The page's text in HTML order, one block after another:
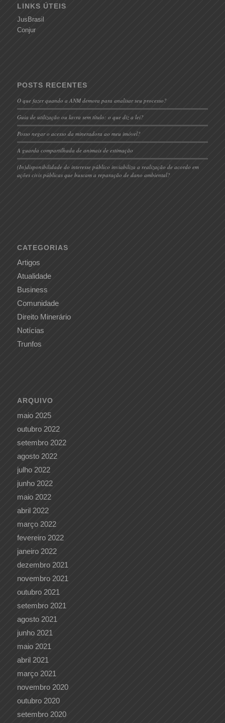
LINKS ÚTEIS
JusBrasil
Conjur
POSTS RECENTES
O que fazer quando a ANM demora para analisar seu processo?
Guia de utilização ou lavra sem título: o que diz a lei?
Posso negar o acesso da mineradora ao meu imóvel?
A guarda compartilhada de animais de estimação
(In)disponibilidade do interesse público inviabiliza a realização de acordo em
ações civis públicas que buscam a reparação de dano ambiental?
CATEGORIAS
Artigos
Atualidade
Business
Comunidade
Direito Minerário
Notícias
Trunfos
ARQUIVO
maio 2025
outubro 2022
setembro 2022
agosto 2022
julho 2022
junho 2022
maio 2022
abril 2022
março 2022
fevereiro 2022
janeiro 2022
dezembro 2021
novembro 2021
outubro 2021
setembro 2021
agosto 2021
junho 2021
maio 2021
abril 2021
março 2021
novembro 2020
outubro 2020
setembro 2020